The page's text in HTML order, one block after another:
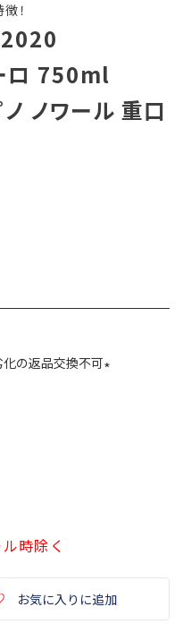
！
2020
ロ 750ml
ノワール 重口
の返品交換不可
時除く
お気に入りに追加